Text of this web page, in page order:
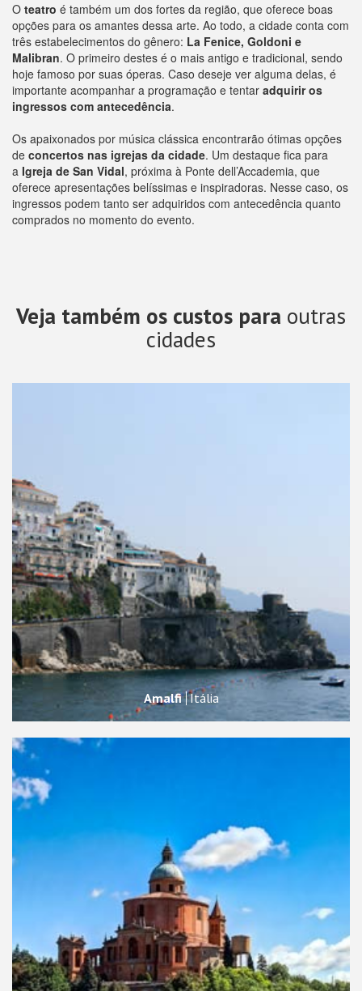
O teatro é também um dos fortes da região, que oferece boas
opções para os amantes dessa arte. Ao todo, a cidade conta com
três estabelecimentos do gênero: La Fenice, Goldoni e
Malibran. O primeiro destes é o mais antigo e tradicional, sendo
hoje famoso por suas óperas. Caso deseje ver alguma delas, é
importante acompanhar a programação e tentar adquirir os
ingressos com antecedência.
Os apaixonados por música clássica encontrarão ótimas opções
de concertos nas igrejas da cidade. Um destaque fica para
a Igreja de San Vidal, próxima à Ponte dell’Accademia, que
oferece apresentações belíssimas e inspiradoras. Nesse caso, os
ingressos podem tanto ser adquiridos com antecedência quanto
comprados no momento do evento.
Veja também os custos para outras
cidades
Amalfi Itália